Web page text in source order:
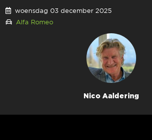
woensdag 03 december 2025
Alfa Romeo
Nico Aaldering